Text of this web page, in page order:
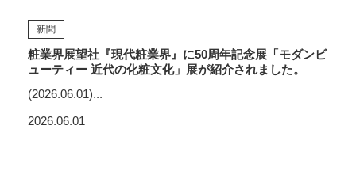
新聞
粧業界展望社『現代粧業界』に50周年記念展「モダンビ
ューティー 近代の化粧文化」展が紹介されました。
(2026.06.01)...
2026.06.01